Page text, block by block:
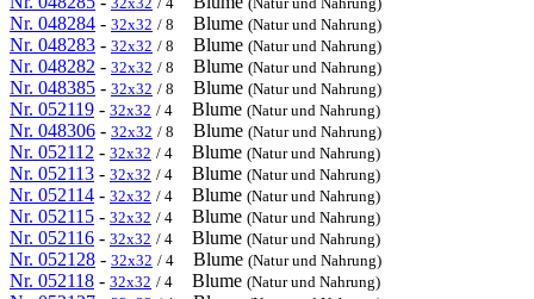
Nr. 048284 - 32x32 / 8 Blume (Natur und Nahrung)
Nr. 048283 - 32x32 / 8 Blume (Natur und Nahrung)
Nr. 048282 - 32x32 / 8 Blume (Natur und Nahrung)
Nr. 048385 - 32x32 / 8 Blume (Natur und Nahrung)
Nr. 052119 - 32x32 / 4 Blume (Natur und Nahrung)
Nr. 048306 - 32x32 / 8 Blume (Natur und Nahrung)
Nr. 052112 - 32x32 / 4 Blume (Natur und Nahrung)
Nr. 052113 - 32x32 / 4 Blume (Natur und Nahrung)
Nr. 052114 - 32x32 / 4 Blume (Natur und Nahrung)
Nr. 052115 - 32x32 / 4 Blume (Natur und Nahrung)
Nr. 052116 - 32x32 / 4 Blume (Natur und Nahrung)
Nr. 052128 - 32x32 / 4 Blume (Natur und Nahrung)
Nr. 052118 - 32x32 / 4 Blume (Natur und Nahrung)